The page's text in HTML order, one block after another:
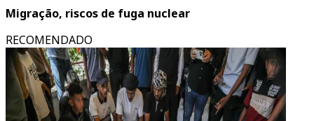
Migração, riscos de fuga nuclear
RECOMENDADO